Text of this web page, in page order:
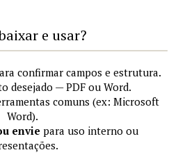
e usar?
confirmar campos e estrutura.
desejado — PDF ou Word.
comuns (ex: Microsoft
Word).
envie para uso interno ou